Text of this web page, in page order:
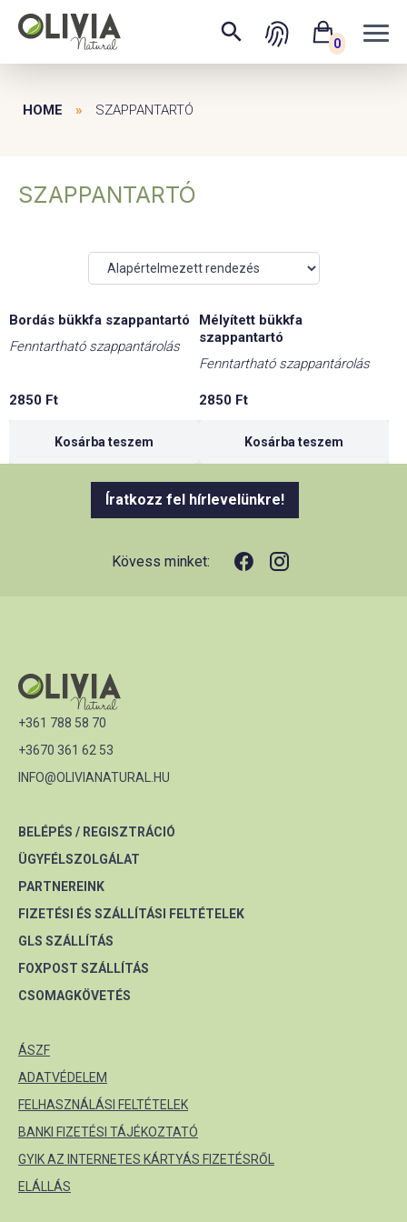
0
HOME » SZAPPANTARTÓ
SZAPPANTARTÓ
Bordás bükkfa szappantartó
Fenntartható szappantárolás
2850 Ft
Kosárba teszem
Mélyített bükkfa
szappantartó
Fenntartható szappantárolás
2850 Ft
Kosárba teszem
Íratkozz fel hírlevelünkre!
Kövess minket:
+361 788 58 70
+3670 361 62 53
INFO@OLIVIANATURAL.HU
BELÉPÉS / REGISZTRÁCIÓ
ÜGYFÉLSZOLGÁLAT
PARTNEREINK
FIZETÉSI ÉS SZÁLLÍTÁSI FELTÉTELEK
GLS SZÁLLÍTÁS
FOXPOST SZÁLLÍTÁS
CSOMAGKÖVETÉS
ÁSZF
ADATVÉDELEM
FELHASZNÁLÁSI FELTÉTELEK
BANKI FIZETÉSI TÁJÉKOZTATÓ
GYIK AZ INTERNETES KÁRTYÁS FIZETÉSRŐL
ELÁLLÁS